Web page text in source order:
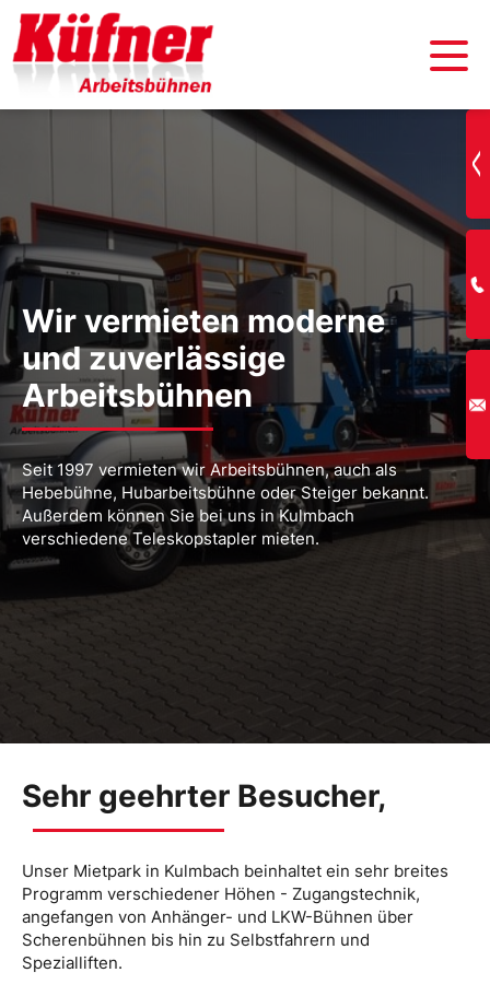
Wir vermieten moderne
und zuverlässige
Arbeitsbühnen
Seit 1997 vermieten wir Arbeitsbühnen, auch als
Hebebühne, Hubarbeitsbühne oder Steiger bekannt.
Außerdem können Sie bei uns in Kulmbach
verschiedene Teleskopstapler mieten.
Sehr geehrter Besucher,
Unser Mietpark in Kulmbach beinhaltet ein sehr breites
Programm verschiedener Höhen - Zugangstechnik,
angefangen von Anhänger- und LKW-Bühnen über
Scherenbühnen bis hin zu Selbstfahrern und
Spezialliften.